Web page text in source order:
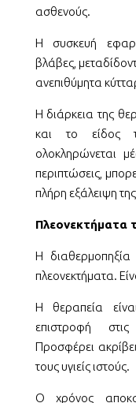
ασθενούς.
Η συσκευή
βλάβες,
ανεπιθύμητα
Η διάρκεια της
και το είδος
ολοκληρώνεται
περιπτώσεις,
πλήρη εξάλειψη
Πλεονεκτήματα
Η
πλεονεκτήματα.
Η θεραπεία
επιστροφή στις
Προσφέρει
τους υγιείς ιστούς.
Ο χρόνος